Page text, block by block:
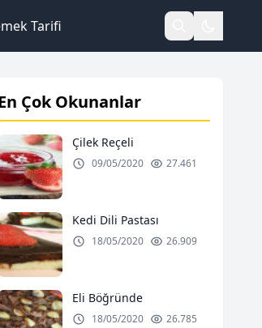
Tarifi
Çok Okunanlar
Çilek Reçeli
09/05/2020 27.461
Kedi Dili Pastası
18/05/2020 26.909
Eli Böğründe
18/05/2020 26.785